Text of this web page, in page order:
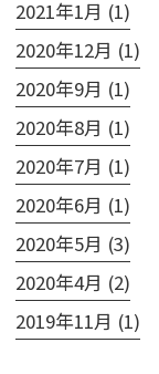
2021年1月 (1)
2020年12月 (1)
2020年9月 (1)
2020年8月 (1)
2020年7月 (1)
2020年6月 (1)
2020年5月 (3)
2020年4月 (2)
2019年11月 (1)